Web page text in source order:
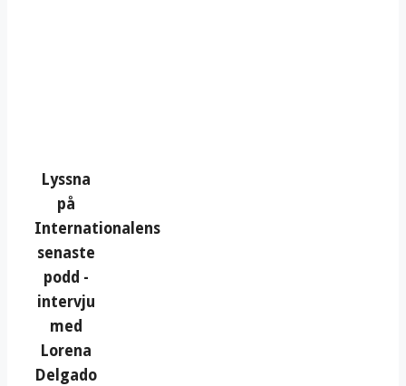
Lyssna
på
Internationalens
senaste
podd -
intervju
med
Lorena
Delgado